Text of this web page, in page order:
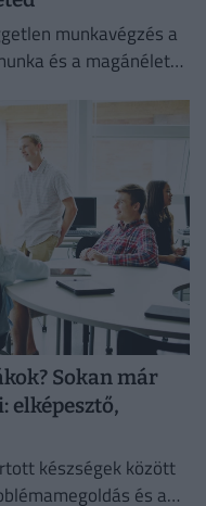
munkavégzés a
és a magánélet
Sokan már
elképesztő,
készségek között
és a